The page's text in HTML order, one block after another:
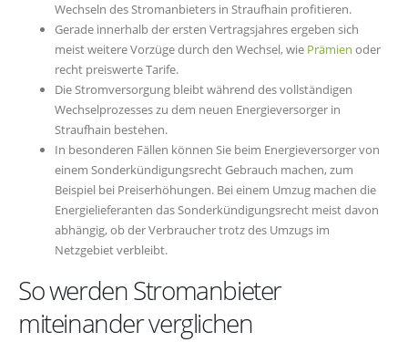
Wechseln des Stromanbieters in Straufhain profitieren.
Gerade innerhalb der ersten Vertragsjahres ergeben sich
meist weitere Vorzüge durch den Wechsel, wie Prämien oder
recht preiswerte Tarife.
Die Stromversorgung bleibt während des vollständigen
Wechselprozesses zu dem neuen Energieversorger in
Straufhain bestehen.
In besonderen Fällen können Sie beim Energieversorger von
einem Sonderkündigungsrecht Gebrauch machen, zum
Beispiel bei Preiserhöhungen. Bei einem Umzug machen die
Energielieferanten das Sonderkündigungsrecht meist davon
abhängig, ob der Verbraucher trotz des Umzugs im
Netzgebiet verbleibt.
So werden Stromanbieter
miteinander verglichen